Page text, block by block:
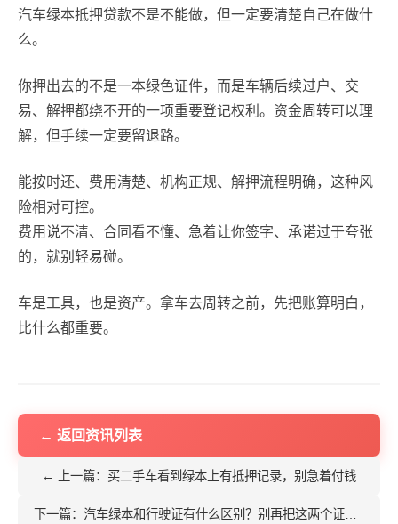
汽车绿本抵押贷款不是不能做，但一定要清楚自己在做什
么。
你押出去的不是一本绿色证件，而是车辆后续过户、交
易、解押都绕不开的一项重要登记权利。资金周转可以理
解，但手续一定要留退路。
能按时还、费用清楚、机构正规、解押流程明确，这种风
险相对可控。
费用说不清、合同看不懂、急着让你签字、承诺过于夸张
的，就别轻易碰。
车是工具，也是资产。拿车去周转之前，先把账算明白，
比什么都重要。
← 返回资讯列表
← 上一篇：买二手车看到绿本上有抵押记录，别急着付钱